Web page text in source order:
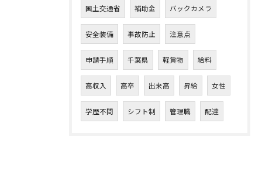
国土交通省 補助金 バックカメラ
安全装備 事故防止 注意点
申請手順 千葉県 軽貨物 給料
高収入 高卒 出来高 昇給 女性
学歴不問 シフト制 管理職 配達